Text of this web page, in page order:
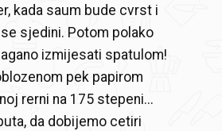
kada saum bude cvrst i
sjedini. Potom polako
izmijesati spatulom!
pek papirom
rerni na 175 stepeni...
da dobijemo cetiri